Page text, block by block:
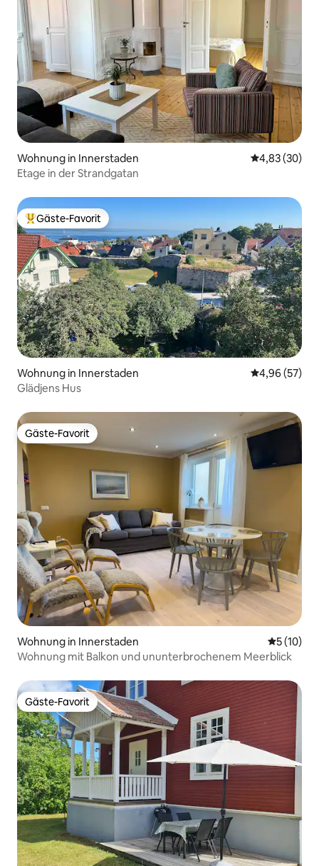
Wohnung in Innerstaden
4,83 (30)
Etage in der Strandgatan
Beliebter Gäste-Favorit.
Gäste-Favorit
Wohnung in Innerstaden
4,96 (57)
Glädjens Hus
Gäste-Favorit
Gäste-Favorit
Wohnung in Innerstaden
5 (10)
Wohnung mit Balkon und ununterbrochenem Meerblick
Gäste-Favorit
Gäste-Favorit